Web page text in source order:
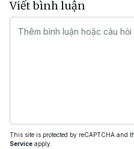
Viết bình luận
This site is protected by reCAPTCHA and
Service apply.